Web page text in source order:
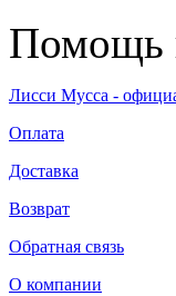
Помощь
Лисси Мусса -
Оплата
Доставка
Возврат
Обратная связь
О компании